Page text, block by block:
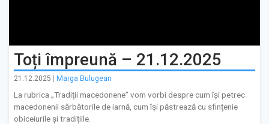
Toți împreună – 21.12.2025
21.12.2025 Marga Bulugean
La rubrica „Tradiții macedonene” vom vorbi despre cum își petrec
macedonenii sărbătorile de iarnă, cum își păstrează cu sfințenie
obiceiurile și tradițiile.